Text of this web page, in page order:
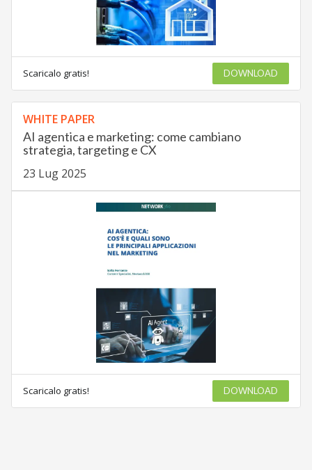
Scaricalo gratis! DOWNLOAD
WHITE PAPER
AI agentica e marketing: come cambiano
strategia, targeting e CX
23 Lug 2025
Scaricalo gratis! DOWNLOAD